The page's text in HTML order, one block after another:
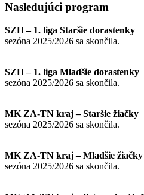
Nasledujúci program
SZH – 1. liga Staršie dorastenky
sezóna 2025/2026 sa skončila.
SZH – 1. liga Mladšie dorastenky
sezóna 2025/2026 sa skončila.
MK ZA-TN kraj – Staršie žiačky
sezóna 2025/2026 sa skončila.
MK ZA-TN kraj – Mladšie žiačky
sezóna 2025/2026 sa skončila.